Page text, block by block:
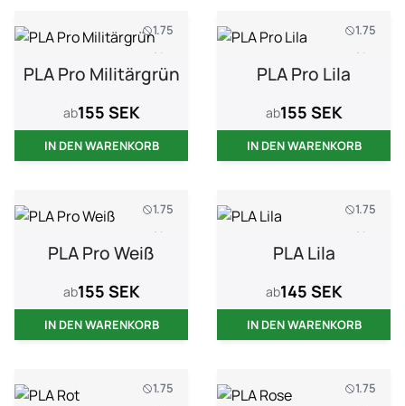
1.75
1 kg
PLA Pro Militärgrün
ab155 SEK
IN DEN WARENKORB
1.75
1 kg
PLA Pro Lila
ab155 SEK
IN DEN WARENKORB
1.75
1 kg
PLA Pro Weiß
ab155 SEK
IN DEN WARENKORB
1.75
1 kg
PLA Lila
ab145 SEK
IN DEN WARENKORB
1.75
1.75